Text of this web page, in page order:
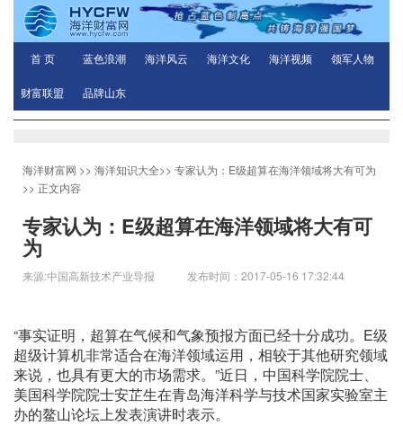
首 页 蓝色浪潮 海洋风云 海洋文化 海洋视频 领军人物
财富联盟 品牌山东
海洋财富网 >> 海洋知识大全>> 专家认为：E级超算在海洋领域将大有可为
>> 正文内容
专家认为：E级超算在海洋领域将大有可
为
来源:中国高新技术产业导报 发布时间：2017-05-16 17:32:44
“事实证明，超算在气候和气象预报方面已经十分成功。E级
超级计算机非常适合在海洋领域运用，相较于其他研究领域
来说，也具有更大的市场需求。”近日，中国科学院院士、
美国科学院院士安芷生在青岛海洋科学与技术国家实验室主
办的鳌山论坛上发表演讲时表示。